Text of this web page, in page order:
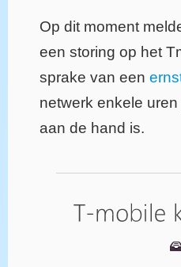
Op dit moment
een storing op het
sprake van een
netwerk enkele
aan de hand is.